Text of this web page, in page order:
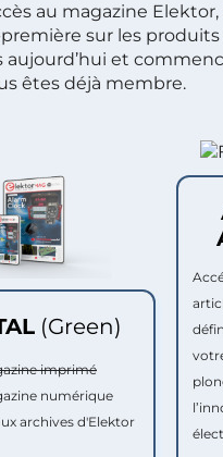
au magazine
sur les
et
êtes déjà membre.
(Green)
imprimé
numérique
archives d'Elektor